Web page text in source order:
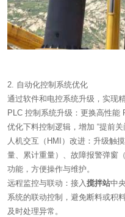
2. 自动化控制系统优化
通过软件和电控系统升级，实现
PLC 控制系统升级：更换高性能
优化下料控制逻辑，增加 “提前关
人机交互（HMI）改进：升级触
量、累计重量）、故障报警弹窗
功能，方便操作与维护。
远程监控与联动：接入搅拌站中
系统的联动控制，避免断料或积
及时处理异常。